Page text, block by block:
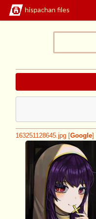
hispachan files
163251128645.jpg Google